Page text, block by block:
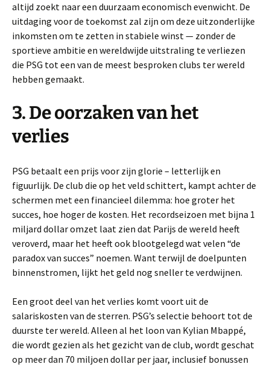
altijd zoekt naar een duurzaam economisch evenwicht. De
uitdaging voor de toekomst zal zijn om deze uitzonderlijke
inkomsten om te zetten in stabiele winst — zonder de
sportieve ambitie en wereldwijde uitstraling te verliezen
die PSG tot een van de meest besproken clubs ter wereld
hebben gemaakt.
3. De oorzaken van het
verlies
PSG betaalt een prijs voor zijn glorie – letterlijk en
figuurlijk. De club die op het veld schittert, kampt achter de
schermen met een financieel dilemma: hoe groter het
succes, hoe hoger de kosten. Het recordseizoen met bijna 1
miljard dollar omzet laat zien dat Parijs de wereld heeft
veroverd, maar het heeft ook blootgelegd wat velen “de
paradox van succes” noemen. Want terwijl de doelpunten
binnenstromen, lijkt het geld nog sneller te verdwijnen.
Een groot deel van het verlies komt voort uit de
salariskosten van de sterren. PSG’s selectie behoort tot de
duurste ter wereld. Alleen al het loon van Kylian Mbappé,
die wordt gezien als het gezicht van de club, wordt geschat
op meer dan 70 miljoen dollar per jaar, inclusief bonussen